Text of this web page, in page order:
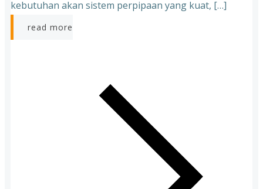
kebutuhan akan sistem perpipaan yang kuat, […]
read more